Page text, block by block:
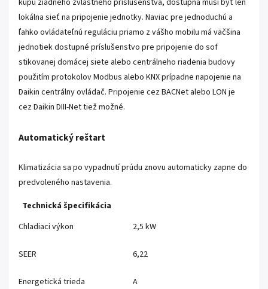
kúpu žiadneho zvláštneho príslušenstva, dostupná musí byť len
lokálna sieť na pripojenie jednotky. Naviac pre jednoduchú a
ľahko ovládateľnú reguláciu priamo z vášho mobilu má väčšina
jednotiek dostupné príslušenstvo pre pripojenie do sof
stikovanej domácej siete alebo centrálneho riadenia budovy
použitím protokolov Modbus alebo KNX prípadne napojenie na
Daikin centrálny ovládač. Pripojenie cez BACNet alebo LON je
cez Daikin DIII-Net tiež možné.
Automatický reštart
Klimatizácia sa po vypadnutí prúdu znovu automaticky zapne do
predvoleného nastavenia.
Technická špecifikácia
Chladiaci výkon
2,5 kW
SEER 6,22
Energetická trieda A